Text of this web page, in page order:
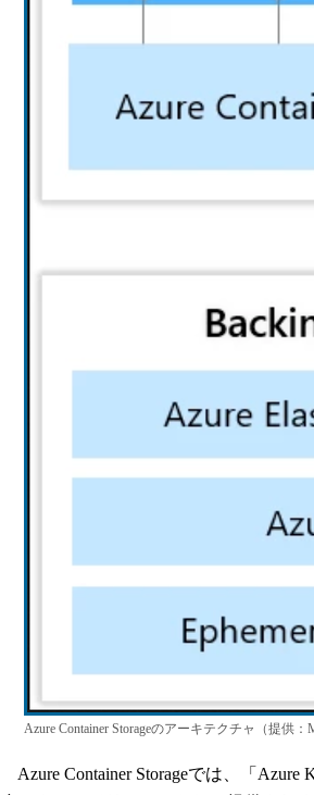
Azure Container Storageのアーキテクチャ（提供：
Azure Container Storageでは、「Azure